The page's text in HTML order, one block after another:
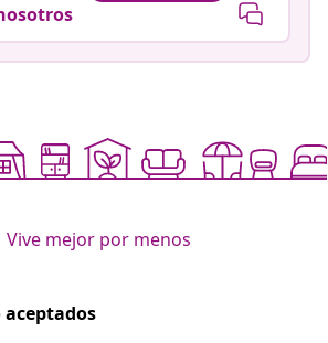
Vive mejor por menos
aceptados